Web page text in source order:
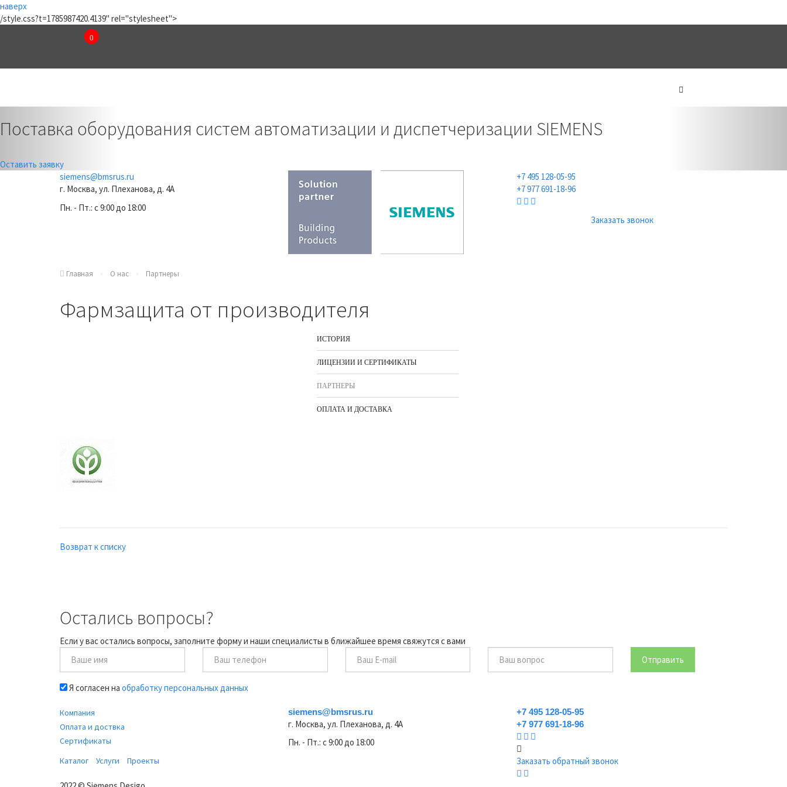
наверх
/style.css?t=1785987420.4139" rel="stylesheet">
0
Поставка оборудования систем автоматизации и диспетчеризации SIEMENS
Оставить заявку
siemens@bmsrus.ru
г. Москва, ул. Плеханова, д. 4А
Пн. - Пт.: c 9:00 до 18:00
+7 495 128-05-95
+7 977 691-18-96
Заказать звонок
Главная О нас Партнеры
Фармзащита от производителя
ИСТОРИЯ
ЛИЦЕНЗИИ И СЕРТИФИКАТЫ
ПАРТНЕРЫ
ОПЛАТА И ДОСТАВКА
Возврат к списку
Остались вопросы?
Если у вас остались вопросы, заполните форму и наши специалисты в ближайшее время свяжутся с вами
Отправить
Я согласен на обработку персональных данных
Компания
Оплата и доствка
Сертификаты
Каталог
Услуги Проекты
siemens@bmsrus.ru
г. Москва, ул. Плеханова, д. 4А
Пн. - Пт.: c 9:00 до 18:00
+7 495 128-05-95
+7 977 691-18-96
Заказать обратный звонок